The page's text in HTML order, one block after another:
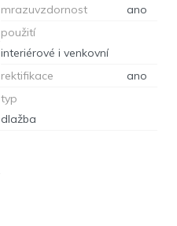
mrazuvzdornost
ano
použití
interiérové i venkovní
rektifikace
ano
typ
dlažba